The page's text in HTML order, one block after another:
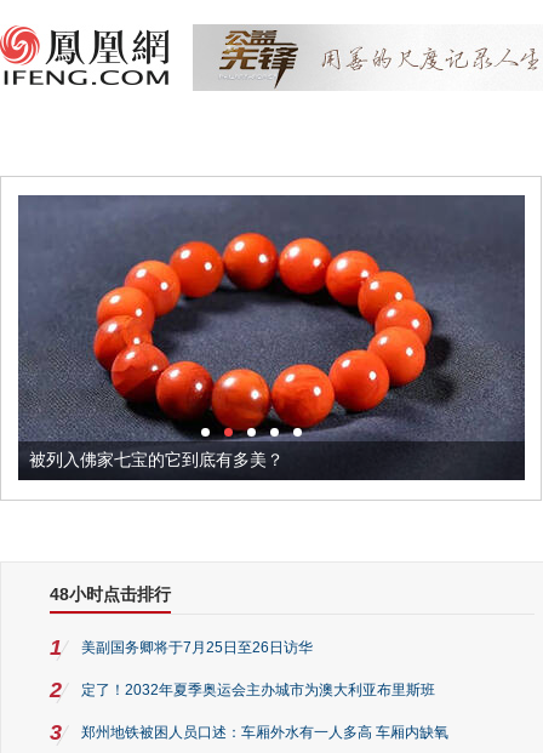
被列入佛家七宝的它到底有多美？
48小时点击排行
1 美副国务卿将于7月25日至26日访华
2 定了！2032年夏季奥运会主办城市为澳大利亚布里斯班
3 郑州地铁被困人员口述：车厢外水有一人多高 车厢内缺氧